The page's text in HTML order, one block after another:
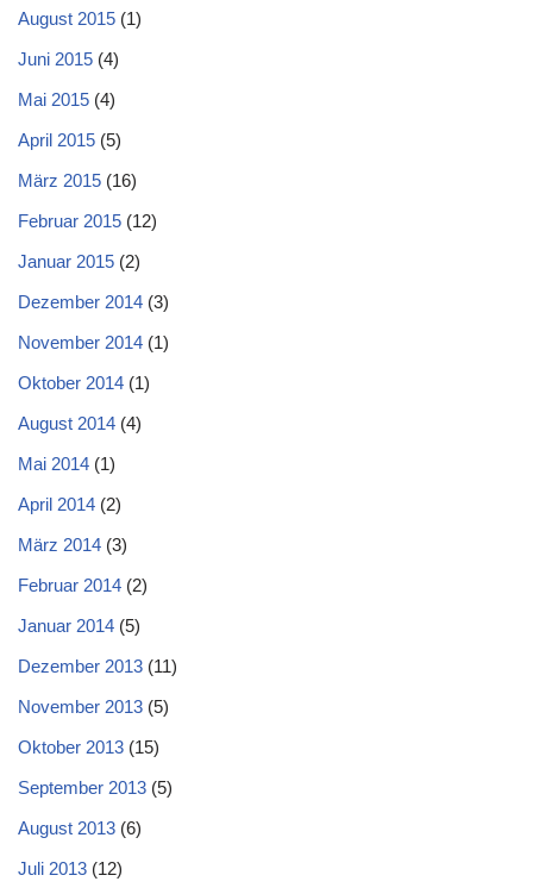
August 2015 (1)
Juni 2015 (4)
Mai 2015 (4)
April 2015 (5)
März 2015 (16)
Februar 2015 (12)
Januar 2015 (2)
Dezember 2014 (3)
November 2014 (1)
Oktober 2014 (1)
August 2014 (4)
Mai 2014 (1)
April 2014 (2)
März 2014 (3)
Februar 2014 (2)
Januar 2014 (5)
Dezember 2013 (11)
November 2013 (5)
Oktober 2013 (15)
September 2013 (5)
August 2013 (6)
Juli 2013 (12)